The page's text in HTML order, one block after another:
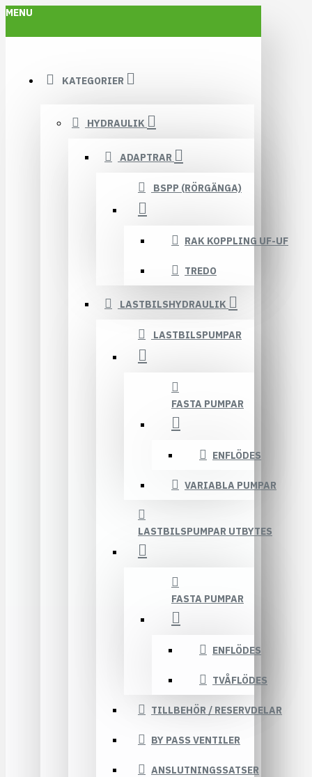
MENU
KATEGORIER
HYDRAULIK
ADAPTRAR
BSPP (RÖRGÄNGA)
RAK KOPPLING UF-UF
TREDO
LASTBILSHYDRAULIK
LASTBILSPUMPAR
FASTA PUMPAR
ENFLÖDES
VARIABLA PUMPAR
LASTBILSPUMPAR UTBYTES
FASTA PUMPAR
ENFLÖDES
TVÅFLÖDES
TILLBEHÖR / RESERVDELAR
BY PASS VENTILER
ANSLUTNINGSSATSER